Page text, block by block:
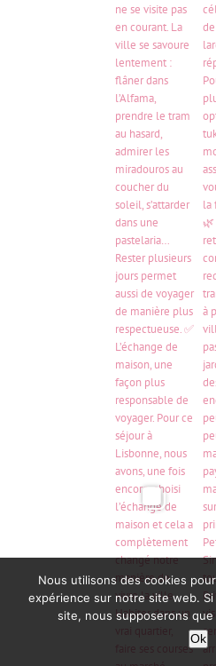
Nous utilisons des cookies
expérience sur notre site web.
site, nous supposerons
Ok